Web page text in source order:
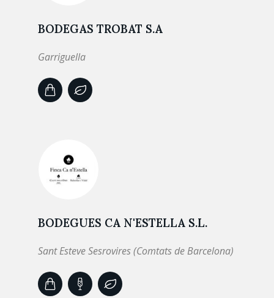
BODEGAS TROBAT S.A
Garriguella
BODEGUES CA N'ESTELLA S.L.
Sant Esteve Sesrovires (Comtats de Barcelona)